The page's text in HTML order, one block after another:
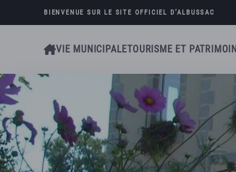
Skip to main content
BIENVENUE SUR LE SITE OFFICIEL D’ALBUSSAC
VIE MUNICIPALETOURISME ET